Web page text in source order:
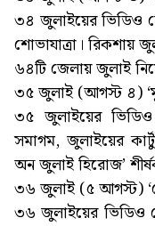
৩৪ জুলাইয়ের ভিডিও
শোভাযাত্রা। রিকশায়
৬৪টি জেলায় জুলাই
৩৫ জুলাই (আগস্ট ৪)
৩৫ জুলাইয়ের ভিডিও
সমাগম, জুলাইয়ের
অন জুলাই হিরোজ’ শীর্ষক
৩৬ জুলাই (৫ আগস্ট)
৩৬ জুলাইয়ের ভিডিও